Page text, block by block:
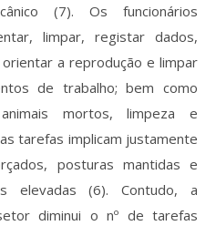
(7). Os funcionários
limpar, registar dados,
a reprodução e limpar
de trabalho; bem como
mortos, limpeza e
tarefas implicam justamente
posturas mantidas e
elevadas (6). Contudo, a
diminui o nº de tarefas